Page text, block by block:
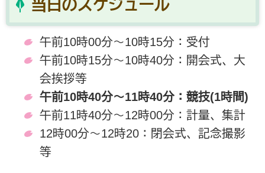
当日のスケジュール
午前10時00分～10時15分：受付
午前10時15分～10時40分：開会式、大
会挨拶等
午前10時40分～11時40分：競技(1時間)
午前11時40分～12時00分：計量、集計
12時00分～12時20：閉会式、記念撮影
等